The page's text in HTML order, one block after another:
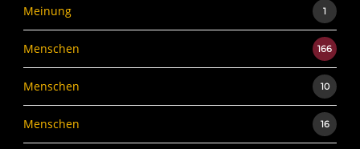
Meinung 1
Menschen 166
Menschen 10
Menschen 16